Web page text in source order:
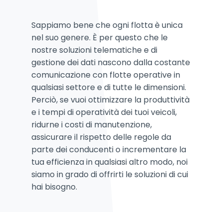
Sappiamo bene che ogni flotta è unica
nel suo genere. È per questo che le
nostre soluzioni telematiche e di
gestione dei dati nascono dalla costante
comunicazione con flotte operative in
qualsiasi settore e di tutte le dimensioni.
Perciò, se vuoi ottimizzare la produttività
e i tempi di operatività dei tuoi veicoli,
ridurne i costi di manutenzione,
assicurare il rispetto delle regole da
parte dei conducenti o incrementare la
tua efficienza in qualsiasi altro modo, noi
siamo in grado di offrirti le soluzioni di cui
hai bisogno.